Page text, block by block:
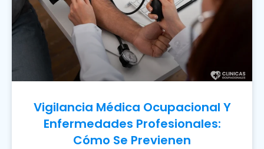
Vigilancia Médica Ocupacional Y
Enfermedades Profesionales:
Cómo Se Previenen